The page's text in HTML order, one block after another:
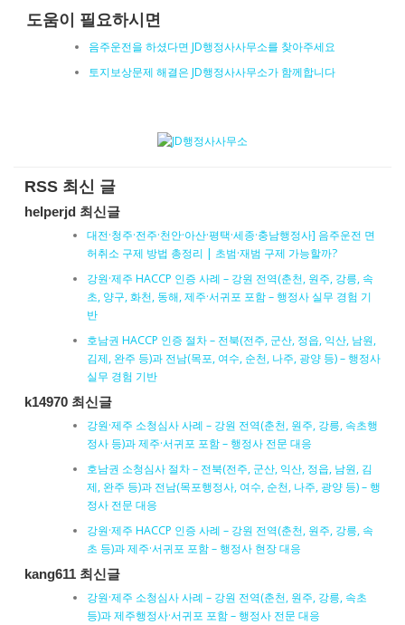
도움이 필요하시면
음주운전을 하셨다면 JD행정사사무소를 찾아주세요
토지보상문제 해결은 JD행정사사무소가 함께합니다
RSS 최신 글
helperjd 최신글
대전·청주·전주·천안·아산·평택·세종·충남행정사] 음주운전 면
허취소 구제 방법 총정리 | 초범·재범 구제 가능할까?
강원·제주 HACCP 인증 사례 – 강원 전역(춘천, 원주, 강릉, 속
초, 양구, 화천, 동해, 제주·서귀포 포함 – 행정사 실무 경험 기
반
호남권 HACCP 인증 절차 – 전북(전주, 군산, 정읍, 익산, 남원,
김제, 완주 등)과 전남(목포, 여수, 순천, 나주, 광양 등) – 행정사
실무 경험 기반
k14970 최신글
강원·제주 소청심사 사례 – 강원 전역(춘천, 원주, 강릉, 속초행
정사 등)과 제주·서귀포 포함 – 행정사 전문 대응
호남권 소청심사 절차 – 전북(전주, 군산, 익산, 정읍, 남원, 김
제, 완주 등)과 전남(목포행정사, 여수, 순천, 나주, 광양 등) – 행
정사 전문 대응
강원·제주 HACCP 인증 사례 – 강원 전역(춘천, 원주, 강릉, 속
초 등)과 제주·서귀포 포함 – 행정사 현장 대응
kang611 최신글
강원·제주 소청심사 사례 – 강원 전역(춘천, 원주, 강릉, 속초
등)과 제주행정사·서귀포 포함 – 행정사 전문 대응